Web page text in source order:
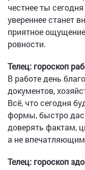
честнее ты
увереннее станет
приятное
ровности.
Телец: гороскоп
В работе день
документов,
Всё, что сегодня
формы, быстро
доверять фактам,
а не
Телец: гороскоп